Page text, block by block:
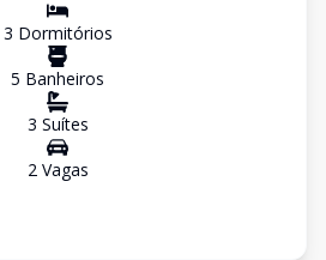
3 Dormitórios
5 Banheiros
3 Suítes
2Vagas